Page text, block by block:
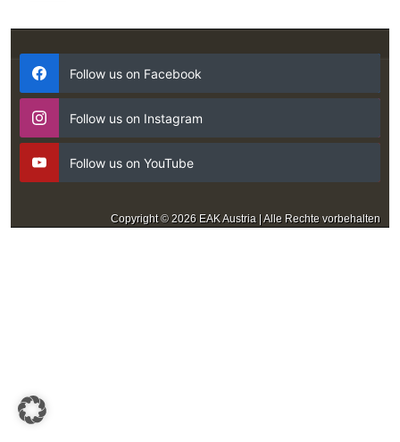
Follow us on Facebook
Follow us on Instagram
Follow us on YouTube
Copyright © 2026 EAK Austria | Alle Rechte vorbehalten